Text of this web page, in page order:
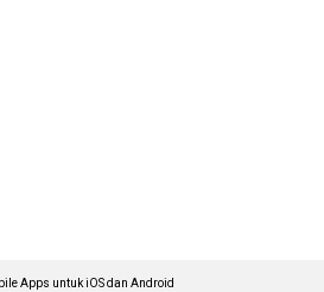
Apps untuk iOS dan Android